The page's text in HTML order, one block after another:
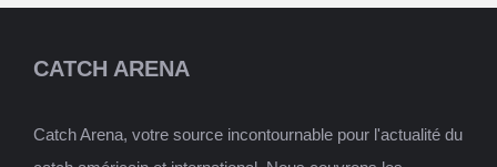
CATCH ARENA
Catch Arena, votre source incontournable pour l'actualité du